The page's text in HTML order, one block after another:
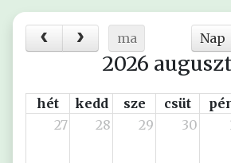
ma Nap
2026
hét kedd sze csüt
27
28 29 30